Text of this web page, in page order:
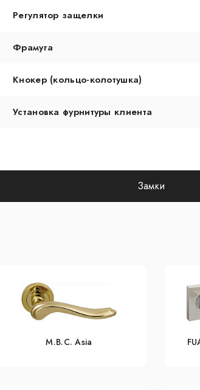
Регулятор защелки
Фрамуга
Кнокер (кольцо-колотушка)
Установка фурнитуры клиента
Замки
M.B.C. Asia